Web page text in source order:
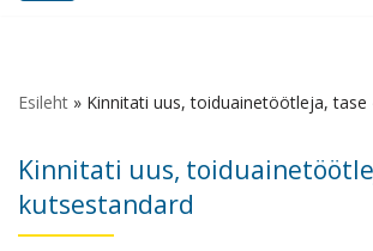
Esileht » Kinnitati uus, toiduainetöötleja, tase
Kinnitati uus,
kutsestandard